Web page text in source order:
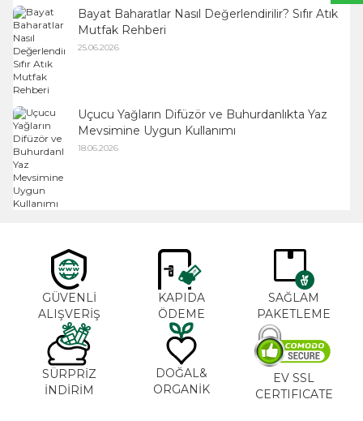
Bayat Baharatlar Nasıl Değerlendirilir? Sıfır Atık
Mutfak Rehberi
25.06.2026
Uçucu Yağların Difüzör ve Buhurdanlıkta Yaz
Mevsimine Uygun Kullanımı
18.06.2026
GÜVENLİ
ALIŞVERİŞ
KAPIDA
ÖDEME
SAĞLAM
PAKETLEME
SÜRPRİZ
İNDİRİM
DOĞAL&
ORGANİK
EV SSL
CERTIFICATE